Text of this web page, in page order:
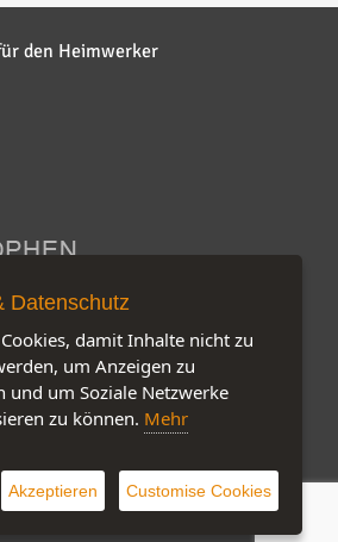
den Heimwerker
Datenschutz
damit Inhalte nicht zu
um Anzeigen zu
und um Soziale Netzwerke
zu können. Mehr
Akzeptieren Customise Cookies